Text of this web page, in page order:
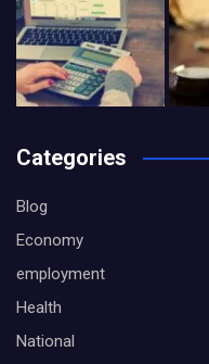
Categories
Blog
Economy
employment
Health
National